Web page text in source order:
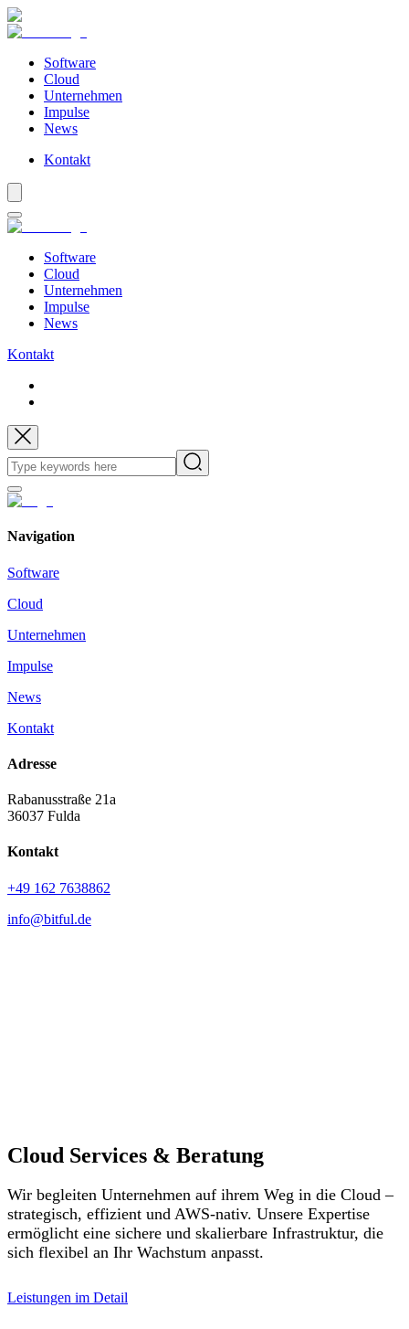
Software
Cloud
Unternehmen
Impulse
News
Kontakt
Software
Cloud
Unternehmen
Impulse
News
Kontakt
Navigation
Software
Cloud
Unternehmen
Impulse
News
Kontakt
Adresse
Rabanusstraße 21a
36037 Fulda
Kontakt
+49 162 7638862
info@bitful.de
Cloud Services & Beratung
Wir begleiten Unternehmen auf ihrem Weg in die Cloud –
strategisch, effizient und AWS-nativ. Unsere Expertise
ermöglicht eine sichere und skalierbare Infrastruktur, die
sich flexibel an Ihr Wachstum anpasst.
Leistungen im Detail